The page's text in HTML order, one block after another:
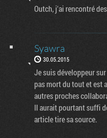
Outch, j'ai rencontré
Syawra
30.05.2015
Je suis développeur
pas mort du tout et est
autres proches
Il aurait pourtant suffi
article tire sa source.